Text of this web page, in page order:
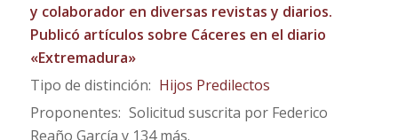
y colaborador en diversas revistas y diarios.
Publicó artículos sobre Cáceres en el diario
«Extremadura»
Tipo de distinción: Hijos Predilectos
Proponentes: Solicitud suscrita por Federico
Reaño García y 134 más.